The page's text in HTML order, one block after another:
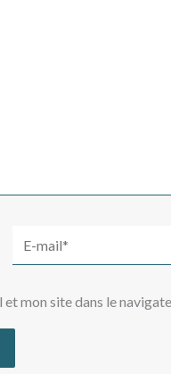
E-
mail*
mon site dans le